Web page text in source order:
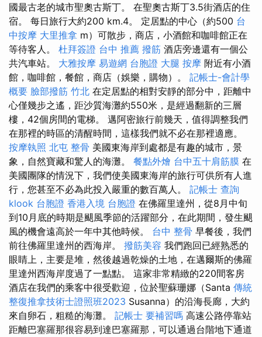
國最古老的城市聖奧古斯丁。 在聖奧古斯丁3.5街酒店的住
宿。 每日旅行大約200 km.4。 定居點的中心（約500 台
中按摩 大里推拿 m）可散步，商店，小酒館和咖啡館正在
等待客人。 杜拜簽證 台中 推薦 撥筋 酒店旁邊還有一個公
共汽車站。 大雅按摩 易遊網 台胞證 大腿 按摩 附近有小酒
館，咖啡館，餐館，商店（娛樂，購物）。 記帳士-會計學
概要 臉部撥筋 竹北 在定居點​​的相對安靜的部分中，距離中
心僅幾步之遙，距沙質海灘約550米，是經過翻新的三層
樓，42個房間的電梯。 邁阿密旅行前幾天，值得調整我們
在那裡的時區的清醒時間，這樣我們就不必在那裡適應。
按摩執照 北屯 整骨 美國東海岸到處都是有趣的城市，景
象，自然寶藏和驚人的海灘。 餐點外燴 台中五十肩筋膜 在
美國團隊的情況下，我們使美國東海岸的旅行可供所有人進
行，您甚至不必為此投入嚴重的數百萬人。 記帳士 查詢
klook 台胞證 香港入境 台胞證 在佛羅里達州，從8月中旬
到10月底的時期是颶風季節的活躍部分，在此期間，發生颶
風的機會遠高於一年中其他時候。 台中 整骨 早餐後，我們
前往佛羅里達州的西海岸。 撥筋美容 我們跑回已經熟悉的
眼睛上，主要是堆，然後越過乾燥的土地，在邁爾斯的佛羅
里達州西海岸度過了一點點。 這家非常精緻的220間客房
酒店在我們的乘客中很受歡迎，位於聖蘇珊娜（Santa 傳統
整復推拿技術士證照班2023 Susanna）的沿海長廊，大約
來自卵石，粗糙的海灘。 記帳士 要補習嗎 高速公路停靠站
距離巴塞羅那很容易到達巴塞羅那，可以通過台階地下通道